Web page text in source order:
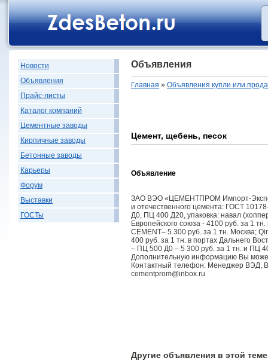
Новости
Объявления
Прайс-листы
Каталог компаний
Цементные заводы
Кирпичные заводы
Бетонные заводы
Карьеры
Форум
Выставки
ГОСТы
Объявления
Главная » Объявления купли или
Цемент, щебень, песок
Объявление
ЗАО ВЭО «ЦЕМЕНТПРОМ Импорт-
и отечественного цемента: ГОСТ
Д0, ПЦ 400 Д20, упаковка: навал
Европейского союза - 4100 руб. за 1
CEMENT– 5 300 руб. за 1 тн. Москва;
400 руб. за 1 тн. в портах Дальнего
– ПЦ 500 Д0 – 5 300 руб. за 1 тн. и ПЦ
Дополнительную информацию Вы
Контактный телефон: Менеджер ВЭД,
cementprom@inbox.ru
Другие объявления в этой теме